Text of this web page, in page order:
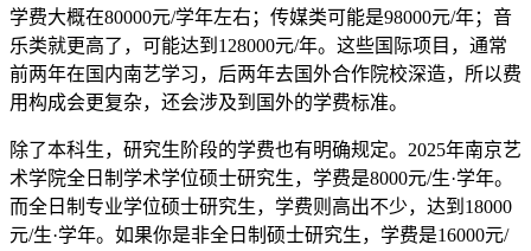
学费大概在80000元/学年左右；传媒类可能是98000元/年；音
乐类就更高了，可能达到128000元/年。这些国际项目，通常
前两年在国内南艺学习，后两年去国外合作院校深造，所以费
用构成会更复杂，还会涉及到国外的学费标准。
除了本科生，研究生阶段的学费也有明确规定。2025年南京艺
术学院全日制学术学位硕士研究生，学费是8000元/生·学年。
而全日制专业学位硕士研究生，学费则高出不少，达到18000
元/生·学年。如果你是非全日制硕士研究生，学费是16000元/